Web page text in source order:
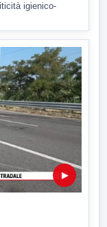
igienico-
▶